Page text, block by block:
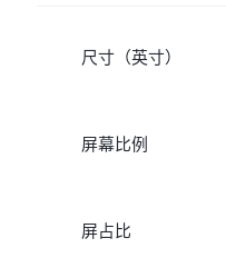
尺寸（英寸）
屏幕比例
屏占比